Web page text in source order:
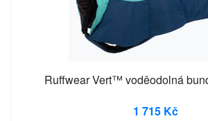
Ruffwear Vert™ voděodolná
1 715 Kč